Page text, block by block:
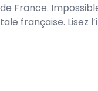
France.
française. Lisez